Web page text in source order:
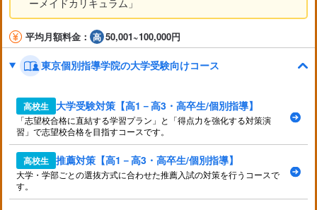
平均月額料金： 50,001~100,000円
東京個別指導学院の大学受験向けコース
高校生 大学受験対策【高1－高3・高卒生/個別指導】
「志望校合格に直結する学習プラン」と「得点力を強化する対策演
習」で志望校合格を目指すコースです。
高校生 推薦対策【高1－高3・高卒生/個別指導】
大学・学部ごとの選抜方式に合わせた推薦入試の対策を行うコースで
す。